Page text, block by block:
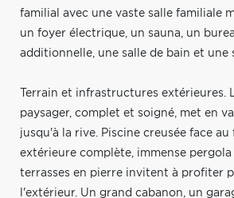
familial avec une vaste salle familiale
un foyer électrique, un sauna, un
additionnelle, une salle de bain et une
Terrain et infrastructures extérieures.
paysager, complet et soigné, met en
jusqu'à la rive. Piscine creusée face au
extérieure complète, immense pergola
terrasses en pierre invitent à profiter
l'extérieur. Un grand cabanon, un